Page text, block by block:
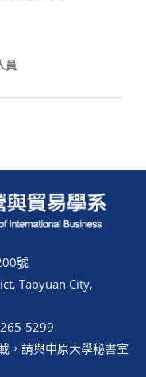
員
號
Taoyuan City,
5299
，請與中原大學秘書室